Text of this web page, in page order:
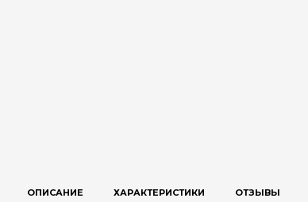
ОПИСАНИЕ ХАРАКТЕРИСТИКИ ОТЗЫВЫ